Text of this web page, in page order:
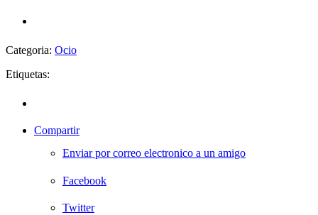
Categoria: Ocio
Etiquetas:
Compartir
Enviar por correo electronico a un amigo
Facebook
Twitter